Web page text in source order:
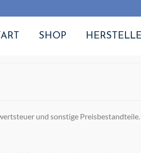
SHOP
und sonstige Preisbestandteile.